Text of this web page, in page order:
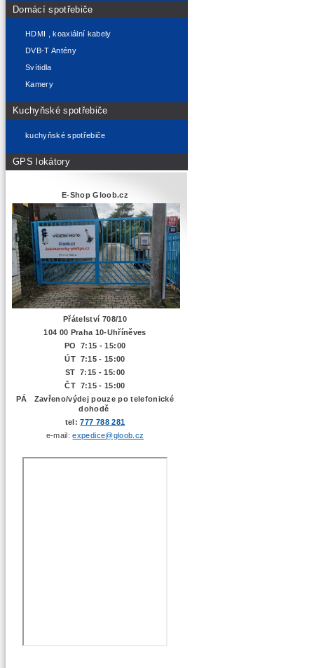
Domácí spotřebiče
HDMI , koaxiální kabely
DVB-T Antény
Svítidla
Kamery
Kuchyňské spotřebiče
kuchyňské spotřebiče
GPS lokátory
E-Shop Gloob.cz
Přátelství 708/10
104 00 Praha 10-Uhříněves
PO 7:15 - 15:00
ÚT 7:15 - 15:00
ST 7:15 - 15:00
ČT 7:15 - 15:00
PÁ Zavřeno/výdej pouze po telefonické
dohodě
tel:777 788 281
e-mail:expedice@gloob.cz